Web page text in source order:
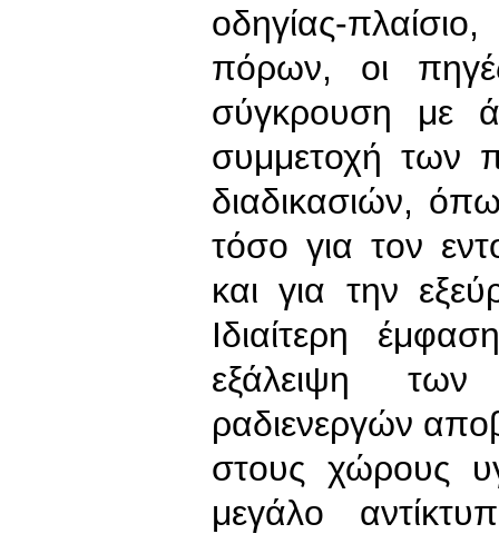
οδηγίας-
πόρων, οι
σύγκρουση με
συμμετοχή των
διαδικασιών,
τόσο για τον
και για την
Ιδιαίτερη
εξάλειψη των
ραδιενεργών
στους χώρους
μεγάλο